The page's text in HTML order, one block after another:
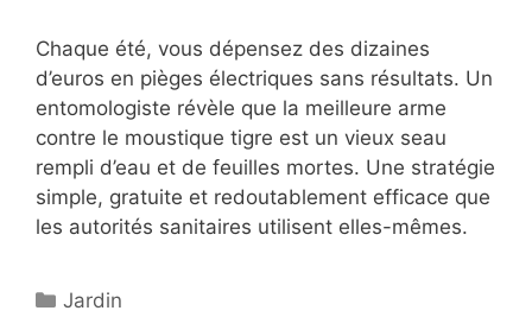
Chaque été, vous dépensez des dizaines
d’euros en pièges électriques sans résultats. Un
entomologiste révèle que la meilleure arme
contre le moustique tigre est un vieux seau
rempli d’eau et de feuilles mortes. Une stratégie
simple, gratuite et redoutablement efficace que
les autorités sanitaires utilisent elles-mêmes.
Catégories
Jardin